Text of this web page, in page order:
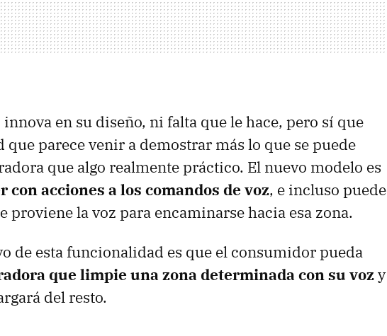
innova en su diseño, ni falta que le hace, pero sí que
que parece venir a demostrar más lo que se puede
que algo realmente práctico. El nuevo modelo es
con acciones a los comandos de voz, e incluso puede
proviene la voz para encaminarse hacia esa zona.
de esta funcionalidad es que el consumidor pueda
que limpie una zona determinada con su vozy
del resto.